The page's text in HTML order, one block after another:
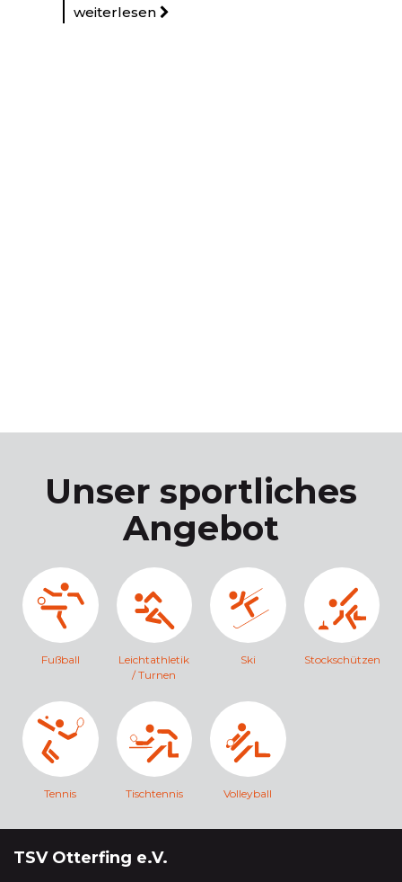
weiterlesen
Unser sportliches
Angebot
Fußball
Leichtathletik
/ Turnen
Ski Stockschützen
Tennis Tischtennis Volleyball
TSV Otterfing e.V.